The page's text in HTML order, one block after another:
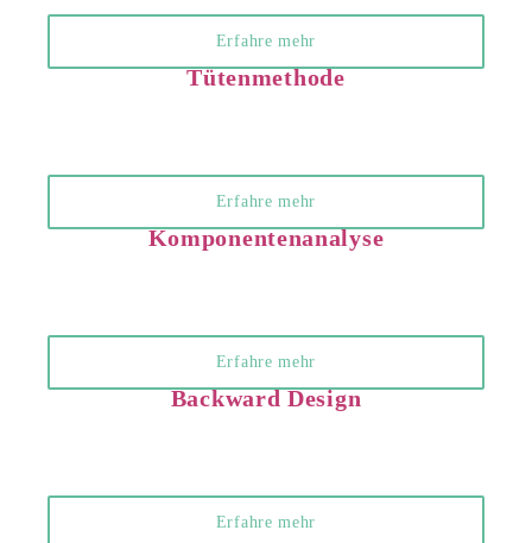
Tütenmethode
Erfahre mehr
Komponentenanalyse
Erfahre mehr
Backward Design
Erfahre mehr
Erfahre mehr